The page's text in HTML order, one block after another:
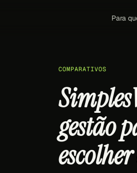
Para
COMPARATIVOS
gestão